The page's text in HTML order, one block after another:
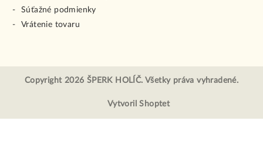
Súťažné podmienky
Vrátenie tovaru
Copyright 2026 ŠPERK HOLÍČ. Všetky práva vyhradené.
Vytvoril Shoptet